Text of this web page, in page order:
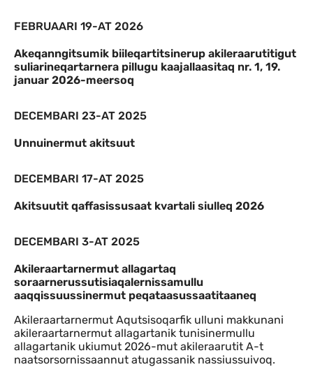
FEBRUAARI 19-AT 2026
Akeqanngitsumik biileqartitsinerup akileraarutitigut
suliarineqartarnera pillugu kaajallaasitaq nr. 1, 19.
januar 2026-meersoq
DECEMBARI 23-AT 2025
Unnuinermut akitsuut
DECEMBARI 17-AT 2025
Akitsuutit qaffasissusaat kvartali siulleq 2026
DECEMBARI 3-AT 2025
Akileraartarnermut allagartaq
soraarnerussutisiaqalernissamullu
aaqqissuussinermut peqataasussaatitaaneq
Akileraartarnermut Aqutsisoqarfik ulluni makkunani
akileraartarnermut allagartanik tunisinermullu
allagartanik ukiumut 2026-mut akileraarutit A-t
naatsorsornissaannut atugassanik nassiussuivoq.